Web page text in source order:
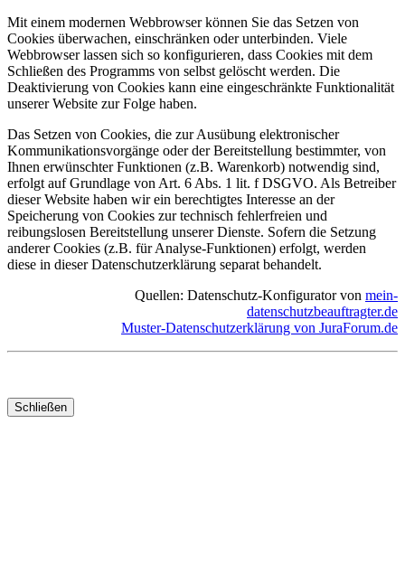
Mit einem modernen Webbrowser können Sie das Setzen von
Cookies überwachen, einschränken oder unterbinden. Viele
Webbrowser lassen sich so konfigurieren, dass Cookies mit dem
Schließen des Programms von selbst gelöscht werden. Die
Deaktivierung von Cookies kann eine eingeschränkte Funktionalität
unserer Website zur Folge haben.
Das Setzen von Cookies, die zur Ausübung elektronischer
Kommunikationsvorgänge oder der Bereitstellung bestimmter, von
Ihnen erwünschter Funktionen (z.B. Warenkorb) notwendig sind,
erfolgt auf Grundlage von Art. 6 Abs. 1 lit. f DSGVO. Als Betreiber
dieser Website haben wir ein berechtigtes Interesse an der
Speicherung von Cookies zur technisch fehlerfreien und
reibungslosen Bereitstellung unserer Dienste. Sofern die Setzung
anderer Cookies (z.B. für Analyse-Funktionen) erfolgt, werden
diese in dieser Datenschutzerklärung separat behandelt.
Quellen: Datenschutz-Konfigurator von mein-
datenschutzbeauftragter.de
Muster-Datenschutzerklärung von JuraForum.de
Schließen